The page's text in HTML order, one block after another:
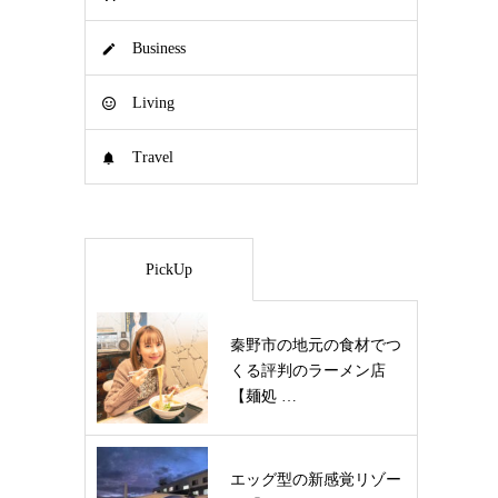
Business
Living
Travel
PickUp
秦野市の地元の食材でつ
くる評判のラーメン店
【麺処 …
エッグ型の新感覚リゾー